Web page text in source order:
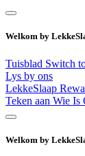
Welkom by
Tuisblad Switch
Lys by ons
LekkeSlaap
Teken aan Wie Is
Welkom by